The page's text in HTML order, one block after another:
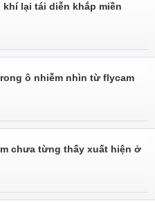
khí lại tái diễn khắp miền
ô nhiễm nhìn từ flycam
chưa từng thấy xuất hiện ở